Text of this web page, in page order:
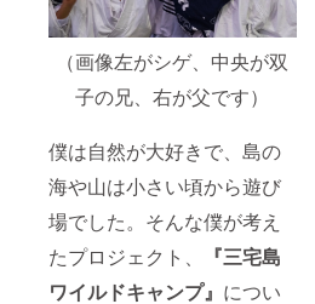
（画像左がシゲ、中央が双
子の兄、右が父です）
僕は自然が大好きで、島の
海や山は小さい頃から遊び
場でした。そんな僕が考え
たプロジェクト、
『三宅島
ワイルドキャンプ』 につい